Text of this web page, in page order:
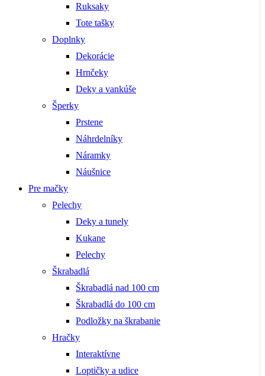
Ruksaky
Tote tašky
Doplnky
Dekorácie
Hrnčeky
Deky a vankúše
Šperky
Prstene
Náhrdelníky
Náramky
Náušnice
Pre mačky
Pelechy
Deky a tunely
Kukane
Pelechy
Škrabadlá
Škrabadlá nad 100 cm
Škrabadlá do 100 cm
Podložky na škrabanie
Hračky
Interaktívne
Loptičky a udice